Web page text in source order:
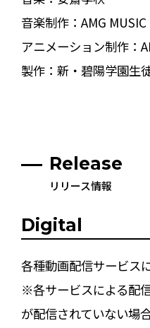
音楽制作：AMG MUSIC
アニメーション制作：
製作：新・碧陽学園生
Release
リリース情報
Digital
各種動画配信サービス
※各サービスによる配
が配信されていない場